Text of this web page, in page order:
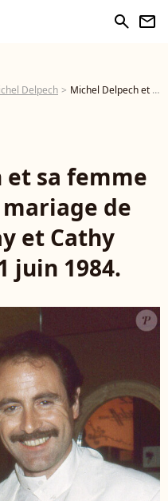
search newsletter
Delpech Michel Delpech et sa femme Geneviève au mariage de Eddie Barclay et Cathy Esposito le 21 juin 1984. - Photo
et sa femme
de
et Cathy
juin 1984.